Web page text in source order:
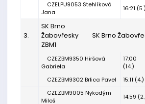
CZELPU9053 Stehlíková
Jana
16:21 (5.)
3.
SK Brno
Žabovřesky
ZBM1
SK Brno
CZEZBM9350 Hiršová
Gabriela
17:00
(14.)
CZEZBM9302 Brlica Pavel
15:11 (4.)
CZEZBM9005 Nykodým
Miloš
14:59